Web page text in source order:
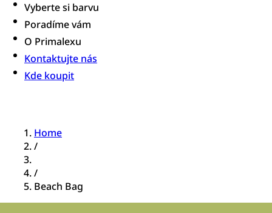
Vyberte si barvu
Poradíme vám​
O Primalexu
Kontaktujte nás
Kde koupit
Home
/
/
Beach Bag